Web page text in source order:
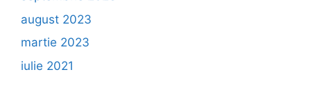
august 2023
martie 2023
iulie 2021